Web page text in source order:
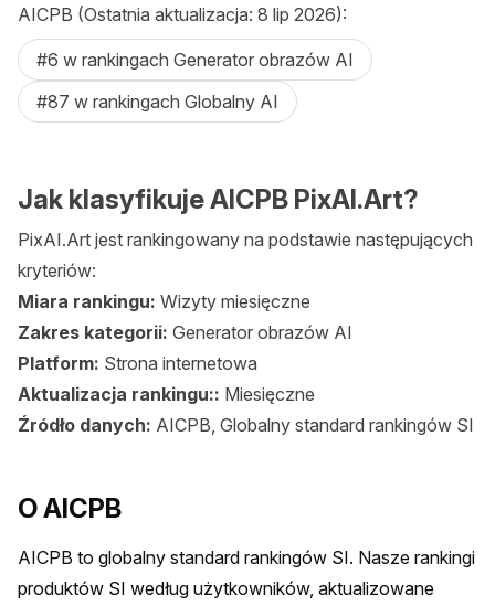
AICPB (Ostatnia aktualizacja: 8 lip 2026):
#6 w rankingach Generator obrazów AI
#87 w rankingach Globalny AI
Jak klasyfikuje AICPB PixAI.Art?
PixAI.Art jest rankingowany na podstawie następujących
kryteriów:
Miara rankingu: Wizyty miesięczne
Zakres kategorii: Generator obrazów AI
Platform: Strona internetowa
Aktualizacja rankingu:: Miesięczne
Źródło danych: AICPB, Globalny standard rankingów SI
O AICPB
AICPB to globalny standard rankingów SI. Nasze rankingi
produktów SI według użytkowników, aktualizowane